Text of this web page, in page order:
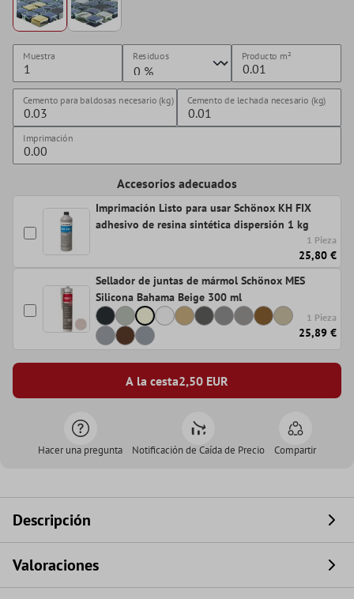
Muestra Residuos Producto m²
Cemento para baldosas necesario (kg) Cemento de lechada necesario (kg)
Imprimación
Accesorios adecuados
Imprimación Listo para usar Schönox KH FIX
adhesivo de resina sintética dispersión 1 kg
1 Pieza
25,80 €
Sellador de juntas de mármol Schönox MES
Silicona Bahama Beige 300 ml
1 Pieza
25,89 €
A la cesta2,50 EUR
Hacer una pregunta Notificación de Caída de Precio Compartir
Descripción
Valoraciones